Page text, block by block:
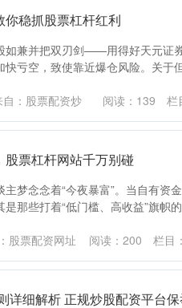
稳抓股票杠杆红利
如兼并把双刃剑——用得好天元证
亏空，致使靠近爆仓风险。关于
自：股票配资炒 阅读： 139 栏
股票杠杆网站千万别碰
梦念念着“今夜暴富”。当自有资
那些打着“低门槛、高收益”旗帜
股票配资网址 阅读： 200 栏目：
详细解析 正规炒股配资平台